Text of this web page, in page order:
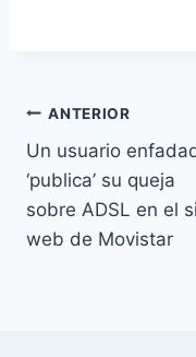
Navegación
de
entradas
ANTERIOR
Un usuario
‘publica’ su queja
sobre ADSL en el
web de Movistar